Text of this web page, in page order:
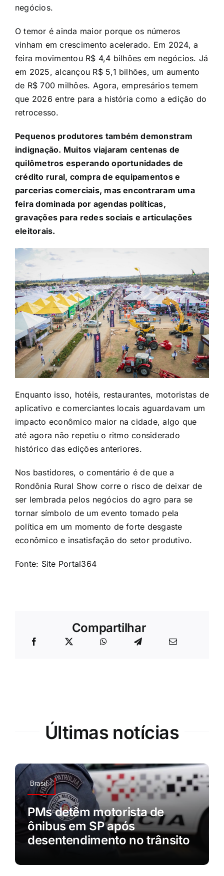
negócios.
O temor é ainda maior porque os números
vinham em crescimento acelerado. Em 2024, a
feira movimentou R$ 4,4 bilhões em negócios. Já
em 2025, alcançou R$ 5,1 bilhões, um aumento
de R$ 700 milhões. Agora, empresários temem
que 2026 entre para a história como a edição do
retrocesso.
Pequenos produtores também demonstram
indignação. Muitos viajaram centenas de
quilômetros esperando oportunidades de
crédito rural, compra de equipamentos e
parcerias comerciais, mas encontraram uma
feira dominada por agendas políticas,
gravações para redes sociais e articulações
eleitorais.
Enquanto isso, hotéis, restaurantes, motoristas de
aplicativo e comerciantes locais aguardavam um
impacto econômico maior na cidade, algo que
até agora não repetiu o ritmo considerado
histórico das edições anteriores.
Nos bastidores, o comentário é de que a
Rondônia Rural Show corre o risco de deixar de
ser lembrada pelos negócios do agro para se
tornar símbolo de um evento tomado pela
política em um momento de forte desgaste
econômico e insatisfação do setor produtivo.
Fonte: Site Portal364
Compartilhar
Últimas notícias
Brasil
PMs detêm motorista de
ônibus em SP após
desentendimento no trânsito